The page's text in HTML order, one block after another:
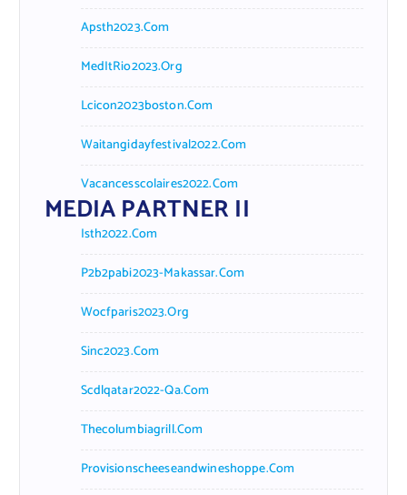
Apsth2023.com
MedItRio2023.org
Lcicon2023boston.com
Waitangidayfestival2022.com
Vacancesscolaires2022.com
MEDIA PARTNER II
Isth2022.com
P2b2pabi2023-Makassar.com
Wocfparis2023.org
Sinc2023.com
Scdlqatar2022-Qa.com
Thecolumbiagrill.com
Provisionscheeseandwineshoppe.com